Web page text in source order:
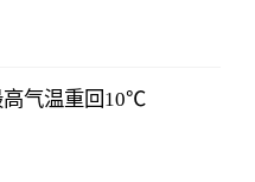
高气温重回10℃